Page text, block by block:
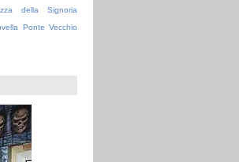
della Signoria
Ponte Vecchio